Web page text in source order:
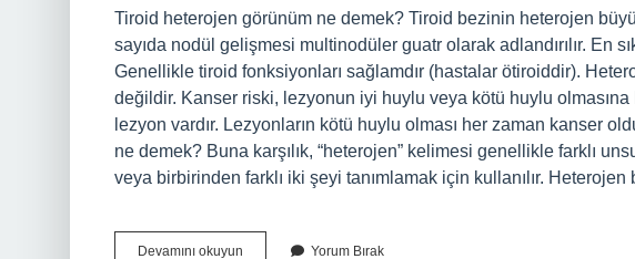
Tiroid heterojen görünüm ne demek? Tiroid bezinin heterojen
sayıda nodül gelişmesi multinodüler guatr olarak adlandırılır. En
Genellikle tiroid fonksiyonları sağlamdır (hastalar ötiroiddir).
değildir. Kanser riski, lezyonun iyi huylu veya kötü huylu
lezyon vardır. Lezyonların kötü huylu olması her zaman kanser
ne demek? Buna karşılık, “heterojen” kelimesi genellikle farklı
veya birbirinden farklı iki şeyi tanımlamak için kullanılır.
Devamını okuyun Heterojen Yorum Bırak